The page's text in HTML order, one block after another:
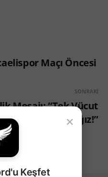
Maçı Öncesi
SONRAKI
Mesajı: “Tek Vücut
Olacağız!”
×
Keşfet